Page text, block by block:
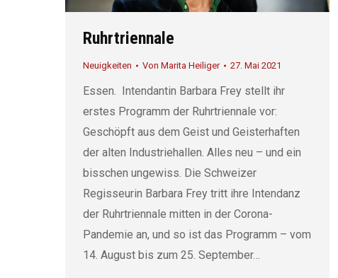
Ruhrtriennale
Neuigkeiten Von Marita Heiliger 27. Mai 2021
Essen. Intendantin Barbara Frey stellt ihr
erstes Programm der Ruhrtriennale vor:
Geschöpft aus dem Geist und Geisterhaften
der alten Industriehallen. Alles neu – und ein
bisschen ungewiss. Die Schweizer
Regisseurin Barbara Frey tritt ihre Intendanz
der Ruhrtriennale mitten in der Corona-
Pandemie an, und so ist das Programm – vom
14. August bis zum 25. September…